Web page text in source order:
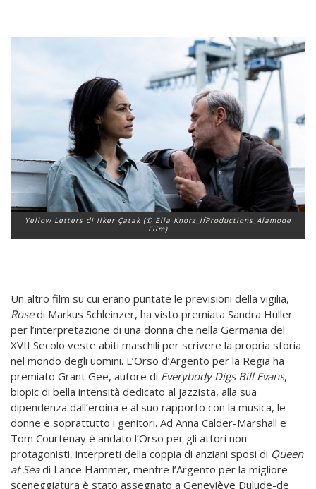
Yellow Letters di İlker Çatak (© Ella Knorz_ifProductions_Alamode
Film)
Un altro film su cui erano puntate le previsioni della vigilia,
Rosedi Markus Schleinzer, ha visto premiata Sandra Hüller
per l’interpretazione di una donna che nella Germania del
XVII Secolo veste abiti maschili per scrivere la propria storia
nel mondo degli uomini. L’Orso d’Argento per la Regia ha
premiato Grant Gee, autore di Everybody Digs Bill Evans,
biopic di bella intensità dedicato al jazzista, alla sua
dipendenza dall’eroina e al suo rapporto con la musica, le
donne e soprattutto i genitori. Ad Anna Calder-Marshall e
Tom Courtenay è andato l’Orso per gli attori non
protagonisti, interpreti della coppia di anziani sposi di Queen
at Seadi Lance Hammer, mentre l’Argento per la migliore
sceneggiatura è stato assegnato a Geneviève Dulude-de